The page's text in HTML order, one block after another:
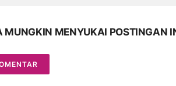
MUNGKIN MENYUKAI POSTINGAN